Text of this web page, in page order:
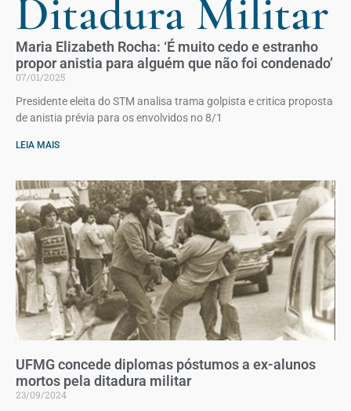
Ditadura Militar
Maria Elizabeth Rocha: ‘É muito cedo e estranho
propor anistia para alguém que não foi condenado’
07/01/2025
Presidente eleita do STM analisa trama golpista e critica proposta
de anistia prévia para os envolvidos no 8/1
LEIA MAIS
UFMG concede diplomas póstumos a ex-alunos
mortos pela ditadura militar
23/09/2024